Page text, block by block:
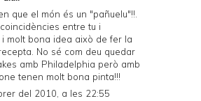
que el món és un "pañuelu"!!.
entre tu i
molt bona idea això de fer la
No sé com deu quedar
amb Philadelphia però amb
tenen molt bona pinta!!!
del 2010, a les 22:55